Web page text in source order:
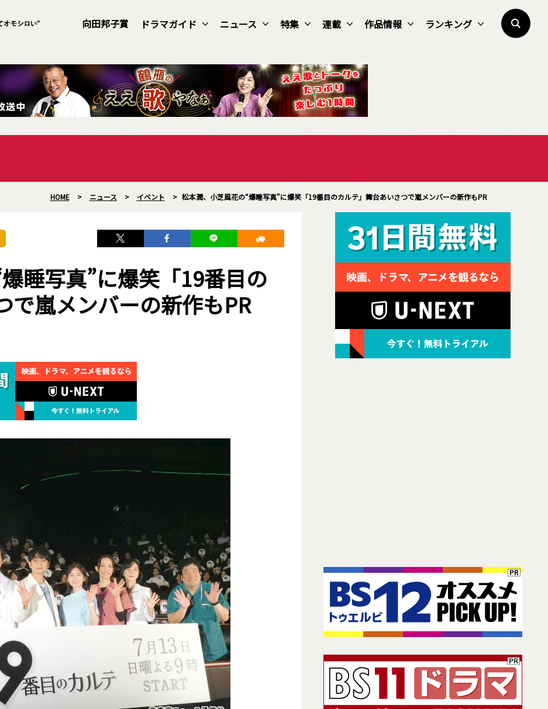
向田邦子賞 ドラマガイド ニュース 特集 連載 作品情報 ランキング
HOME > ニュース > イベント > 松本潤、小芝風花の“爆睡写真”に爆笑「19番目のカルテ」舞台あいさつで嵐メンバーの新作もPR
睡写真”に爆笑「19番目の
で嵐メンバーの新作もPR